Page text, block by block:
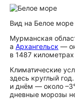
Вид на Белое море
Мурманская
а Архангельск —
в 1487
Климатические
здесь круглый
и днём — около
дневные морозы